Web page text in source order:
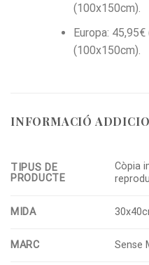
(100x150cm).
Europa:
(100x150cm).
INFORMACIÓ
TIPUS DE
PRODUCTE
Còpia
MIDA
MARC Sense